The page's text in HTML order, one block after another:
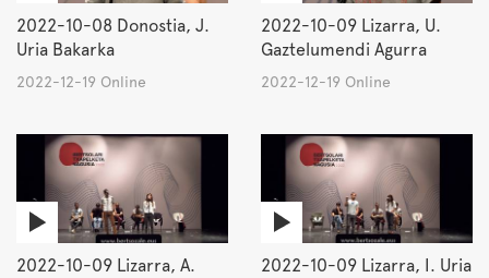
2022-10-08 Donostia, J.
Uria Bakarka
2022-12-19 Online
2022-10-09 Lizarra, U.
Gaztelumendi Agurra
2022-12-19 Online
2022-10-09 Lizarra, A.
2022-10-09 Lizarra, I. Uria